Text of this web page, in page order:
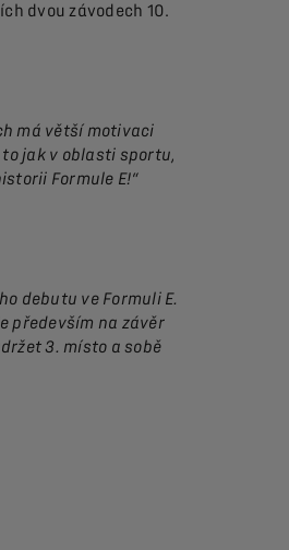
dvou závodech 10.
má větší motivaci
jak v oblasti sportu,
Formule E!“
debutu ve Formuli E.
především na závěr
3. místo a sobě